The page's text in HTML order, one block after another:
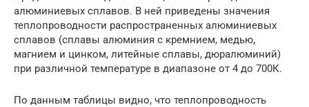
алюминиевых сплавов. В ней приведены значения
теплопроводности распространенных алюминиевых
сплавов (сплавы алюминия с кремнием, медью,
магнием и цинком, литейные сплавы, дюралюминий)
при различной температуре в диапазоне от 4 до 700К.
По данным таблицы видно, что теплопроводность